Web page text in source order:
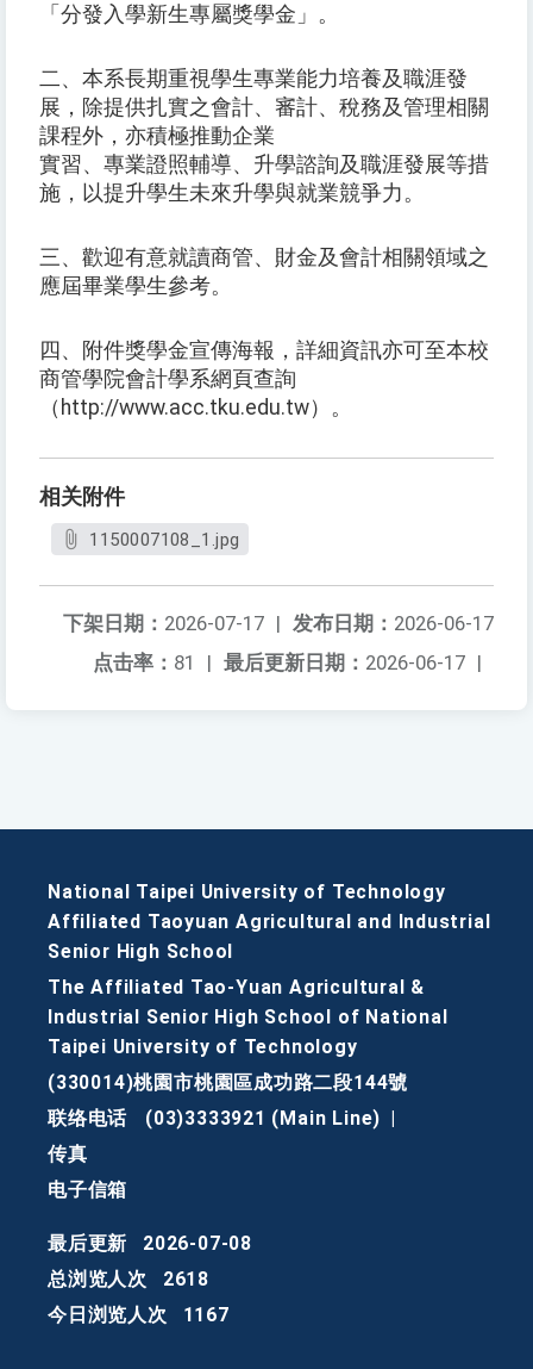
「分發入學新生專屬獎學金」。
二、本系長期重視學生專業能力培養及職涯發
展，除提供扎實之會計、審計、稅務及管理相關
課程外，亦積極推動企業
實習、專業證照輔導、升學諮詢及職涯發展等措
施，以提升學生未來升學與就業競爭力。
三、歡迎有意就讀商管、財金及會計相關領域之
應屆畢業學生參考。
四、附件獎學金宣傳海報，詳細資訊亦可至本校
商管學院會計學系網頁查詢
（http://www.acc.tku.edu.tw）。
相关附件
1150007108_1.jpg
发布日期： 2026-06-17
下架日期： 2026-07-17 |
最后更新日期： 2026-06-17 |
点击率： 81 |
National Taipei University of Technology
Affiliated Taoyuan Agricultural and Industrial
Senior High School
The Affiliated Tao-Yuan Agricultural &
Industrial Senior High School of National
Taipei University of Technology
(330014)桃園市桃園區成功路二段144號
联络电话
(03)3333921 (Main Line)
传真
电子信箱
最后更新
2026-07-08
总浏览人次
2618
今日浏览人次
1167